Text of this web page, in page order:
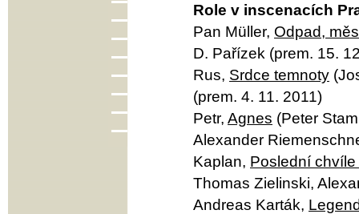
Role v inscenacích
Pan Müller, Odpad,
D. Pařízek (prem. 15.
Rus, Srdce temnoty
(prem. 4. 11. 2011)
Petr, Agnes (Peter
Alexander
Kaplan, Poslední
Thomas Zielinski,
Andreas Karták,